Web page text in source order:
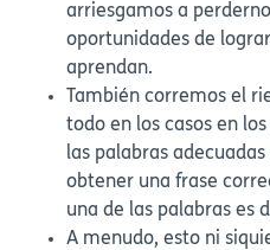
arriesgamos a
oportunidades de
aprendan.
También corremos el
todo en los casos en
las palabras
obtener una frase
una de las palabras es
A menudo, esto ni